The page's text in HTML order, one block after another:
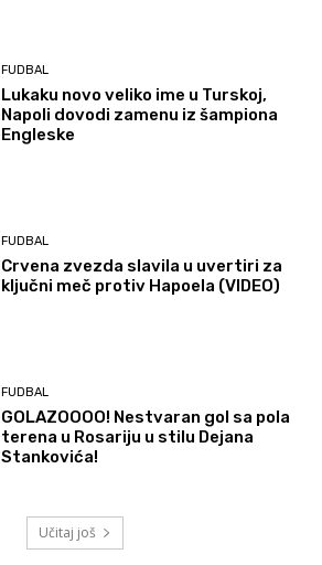
FUDBAL
Lukaku novo veliko ime u Turskoj,
Napoli dovodi zamenu iz šampiona
Engleske
FUDBAL
Crvena zvezda slavila u uvertiri za
ključni meč protiv Hapoela (VIDEO)
FUDBAL
GOLAZOOOO! Nestvaran gol sa pola
terena u Rosariju u stilu Dejana
Stankovića!
Učitaj još